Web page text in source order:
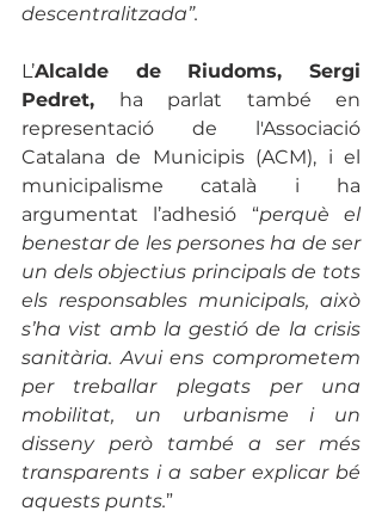
descentralitzada”.
L’Alcalde de Riudoms, Sergi
Pedret, ha parlat també en
representació de l'Associació
Catalana de Municipis (ACM), i el
municipalisme català i ha
argumentat l’adhesió “perquè el
benestar de les persones ha de ser
un dels objectius principals de tots
els responsables municipals, això
s’ha vist amb la gestió de la crisis
sanitària. Avui ens comprometem
per treballar plegats per una
mobilitat, un urbanisme i un
disseny però també a ser més
transparents i a saber explicar bé
aquests punts.”